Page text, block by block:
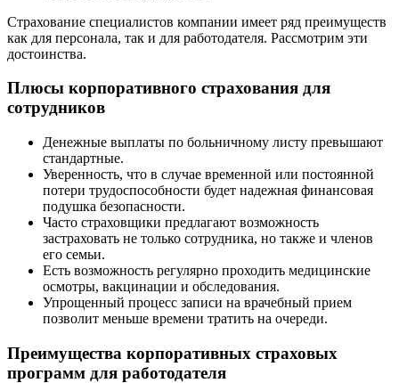
Страхование специалистов компании имеет ряд преимуществ
как для персонала, так и для работодателя. Рассмотрим эти
достоинства.
Плюсы корпоративного страхования для
сотрудников
Денежные выплаты по больничному листу превышают
стандартные.
Уверенность, что в случае временной или постоянной
потери трудоспособности будет надежная финансовая
подушка безопасности.
Часто страховщики предлагают возможность
застраховать не только сотрудника, но также и членов
его семьи.
Есть возможность регулярно проходить медицинские
осмотры, вакцинации и обследования.
Упрощенный процесс записи на врачебный прием
позволит меньше времени тратить на очереди.
Преимущества корпоративных страховых
программ для работодателя